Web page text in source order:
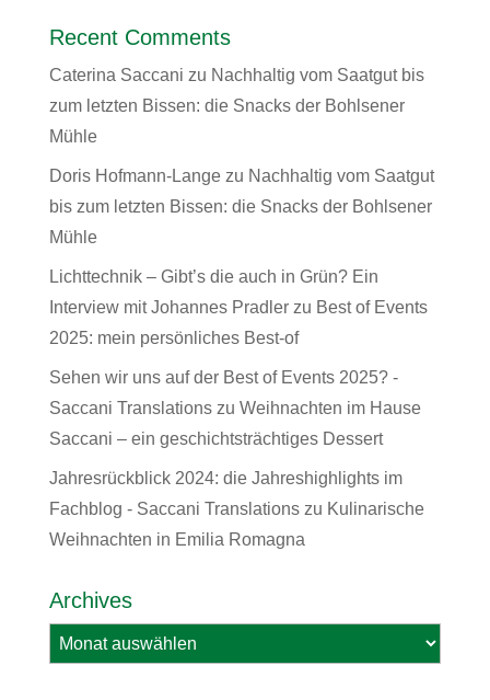
Recent Comments
Caterina Saccani zu Nachhaltig vom Saatgut bis
zum letzten Bissen: die Snacks der Bohlsener
Mühle
Doris Hofmann-Langezu Nachhaltig vom Saatgut
bis zum letzten Bissen: die Snacks der Bohlsener
Mühle
Lichttechnik – Gibt’s die auch in Grün? Ein
Interview mit Johannes Pradlerzu Best of Events
2025: mein persönliches Best-of
Sehen wir uns auf der Best of Events 2025? -
Saccani Translationszu Weihnachten im Hause
Saccani – ein geschichtsträchtiges Dessert
Jahresrückblick 2024: die Jahreshighlights im
Fachblog - Saccani Translationszu Kulinarische
Weihnachten in Emilia Romagna
Archives
Archives